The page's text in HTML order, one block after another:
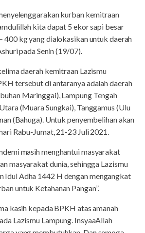
kurban kemitraan
kita dapat 5 ekor sapi besar
400 kg yang dialokasikan untuk daerah
pada Senin (19/07).
daerah kemitraan Lazismu
tersebut di antaranya adalah daerah
Maringgai), Lampung Tengah
(Muara Sungkai), Tanggamus (Ulu
(Bahuga). Untuk penyembelihan akan
Rabu-Jumat, 21-23 Juli 2021.
masih menghantui masyarakat
masyarakat dunia, sehingga Lazismu
Idul Adha 1442 H dengan mengangkat
untuk Ketahanan Pangan”.
kasih kepada BPKH atas amanah
Lazismu Lampung. InsyaaAllah